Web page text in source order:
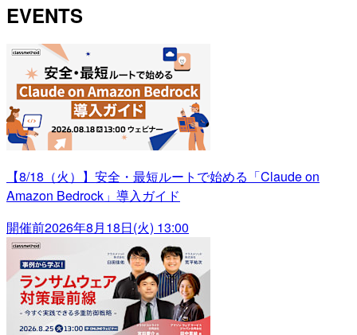
EVENTS
【8/18（火）】安全・最短ルートで始める「Claude on
Amazon Bedrock」導入ガイド
開催前2026年8月18日(火) 13:00